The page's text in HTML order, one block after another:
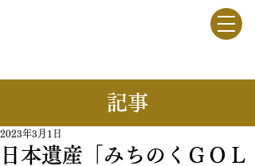
​記事
日本遺産「みちのくＧＯＬ
2023年3月1日